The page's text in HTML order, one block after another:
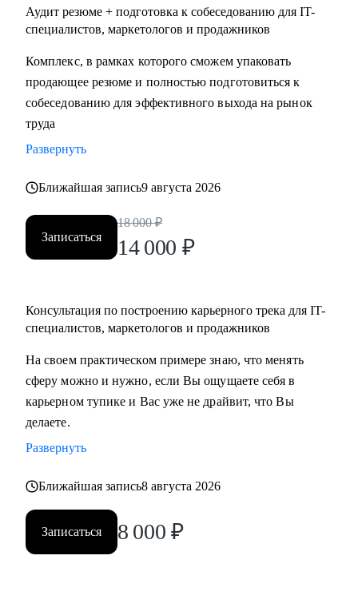
Аудит резюме + подготовка к собеседованию для IT-
специалистов, маркетологов и продажников
Комплекс, в рамках которого сможем упаковать
продающее резюме и полностью подготовиться к
собеседованию для эффективного выхода на рынок
труда
Развернуть
Ближайшая запись9 августа 2026
Записаться
18 000 ₽
14 000 ₽
Консультация по построению карьерного трека для IT-
специалистов, маркетологов и продажников
На своем практическом примере знаю, что менять
сферу можно и нужно, если Вы ощущаете себя в
карьерном тупике и Вас уже не драйвит, что Вы
делаете.
Развернуть
Ближайшая запись8 августа 2026
Записаться 8 000 ₽